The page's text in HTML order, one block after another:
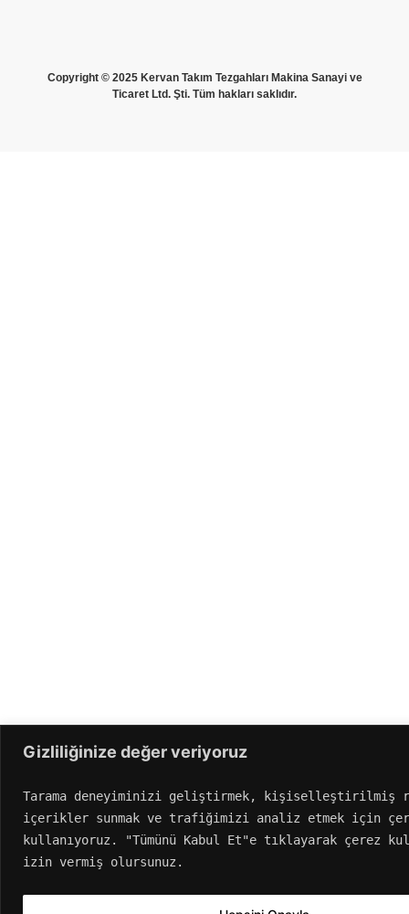
Gizliliğinize değer veriyoruz
Tarama deneyiminizi geliştirmek, kişiselleştirilmiş
içerikler sunmak ve trafiğimizi analiz etmek için
kullanıyoruz. "Tümünü Kabul Et"e tıklayarak çerez
izin vermiş olursunuz.
Copyright © 2025 Kervan Takım Tezgahları Makina Sanayi ve
Ticaret Ltd. Şti. Tüm hakları saklıdır.